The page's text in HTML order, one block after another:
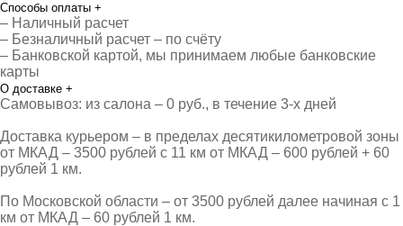
Способы оплаты +
– Наличный расчет
– Безналичный расчет – по счёту
– Банковской картой, мы принимаем любые банковские
карты
О доставке +
Самовывоз: из салона – 0 руб., в течение 3-х дней
Доставка курьером – в пределах десятикилометровой зоны
от МКАД – 3500 рублей с 11 км от МКАД – 600 рублей + 60
рублей 1 км.
По Московской области – от 3500 рублей далее начиная с 1
км от МКАД – 60 рублей 1 км.